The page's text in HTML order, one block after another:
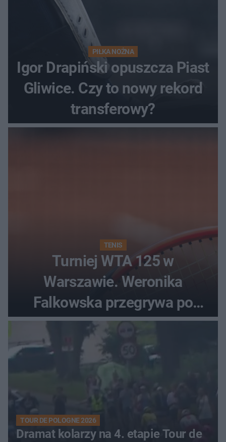
PIŁKA NOŻNA
Igor Drapiński opuszcza Piast
Gliwice. Czy to nowy rekord
transferowy?
TENIS
Turniej WTA 125 w
Warszawie. Weronika
Falkowska przegrywa po
zaciętym boju
TOUR DE POLOGNE 2026
Dramat kolarzy na 4. etapie Tour de